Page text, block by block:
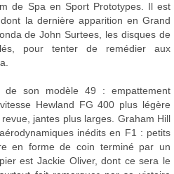
de Spa en Sport Prototypes. Il est
la dernière apparition en Grand
de John Surtees, les disques de
pour tenter de remédier aux
son modèle 49 : empattement
Hewland FG 400 plus légère
jantes plus larges. Graham Hill
inédits en F1 : petits
en forme de coin terminé par un
est Jackie Oliver, dont ce sera le